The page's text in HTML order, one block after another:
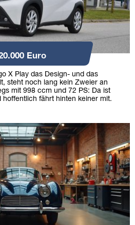
Euro
X Play das Design- und das
steht noch lang kein Zweier an
mit 998 ccm und 72 PS: Da ist
fährt hinten keiner mit.